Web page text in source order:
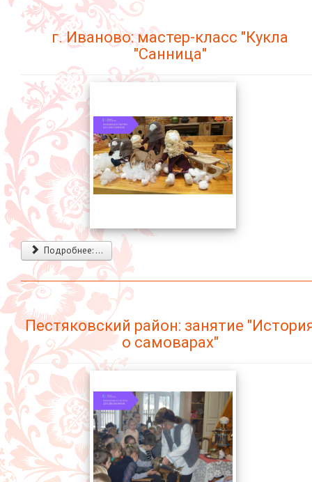
г. Иваново: мастер-класс "Кукла
"Санница"
Подробнее: ...
Пестяковский район: занятие
о самоварах"